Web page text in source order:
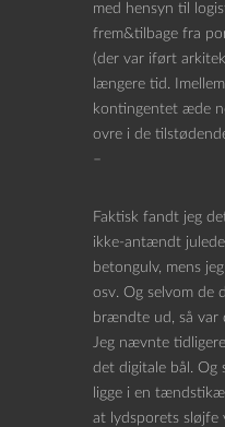
med hensyn til
frem&tilbage fra
(der var iført
længere tid.
kontingentet æde
ovre i de
–
Faktisk fandt jeg
ikke-antændt
betongulv, mens
osv. Og selvom de
brændte ud, så var
Jeg nævnte
det digitale bål. Og
ligge i en
at lydsporets sløjfe